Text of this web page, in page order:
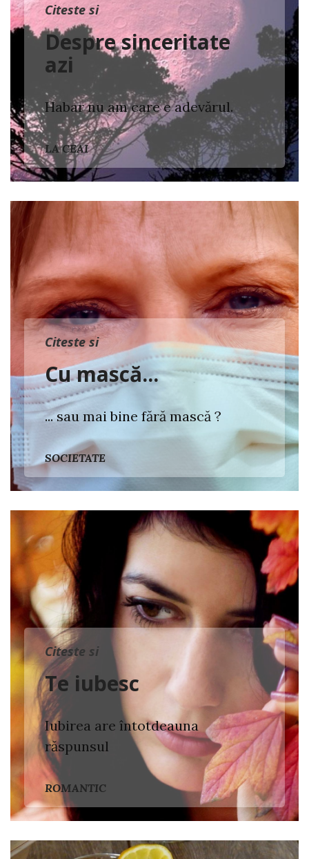
Citeste si
Despre sinceritate
azi
Habar nu am care e adevărul.
LA CEAI
Citeste si
Cu mască...
... sau mai bine fără mască ?
SOCIETATE
Citeste si
Te iubesc
Iubirea are întotdeauna
răspunsul
ROMANTIC